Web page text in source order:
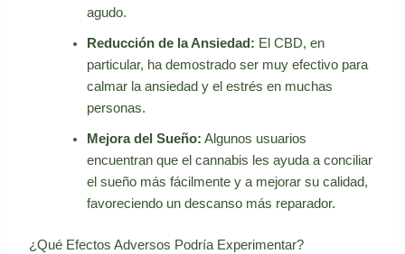
agudo.
Reducción de la Ansiedad: El CBD, en
particular, ha demostrado ser muy efectivo para
calmar la ansiedad y el estrés en muchas
personas.
Mejora del Sueño: Algunos usuarios
encuentran que el cannabis les ayuda a conciliar
el sueño más fácilmente y a mejorar su calidad,
favoreciendo un descanso más reparador.
¿Qué Efectos Adversos Podría Experimentar?